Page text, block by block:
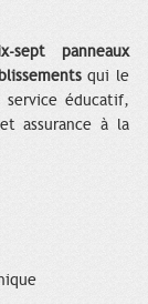
sept panneaux
qui le
éducatif,
assurance à la